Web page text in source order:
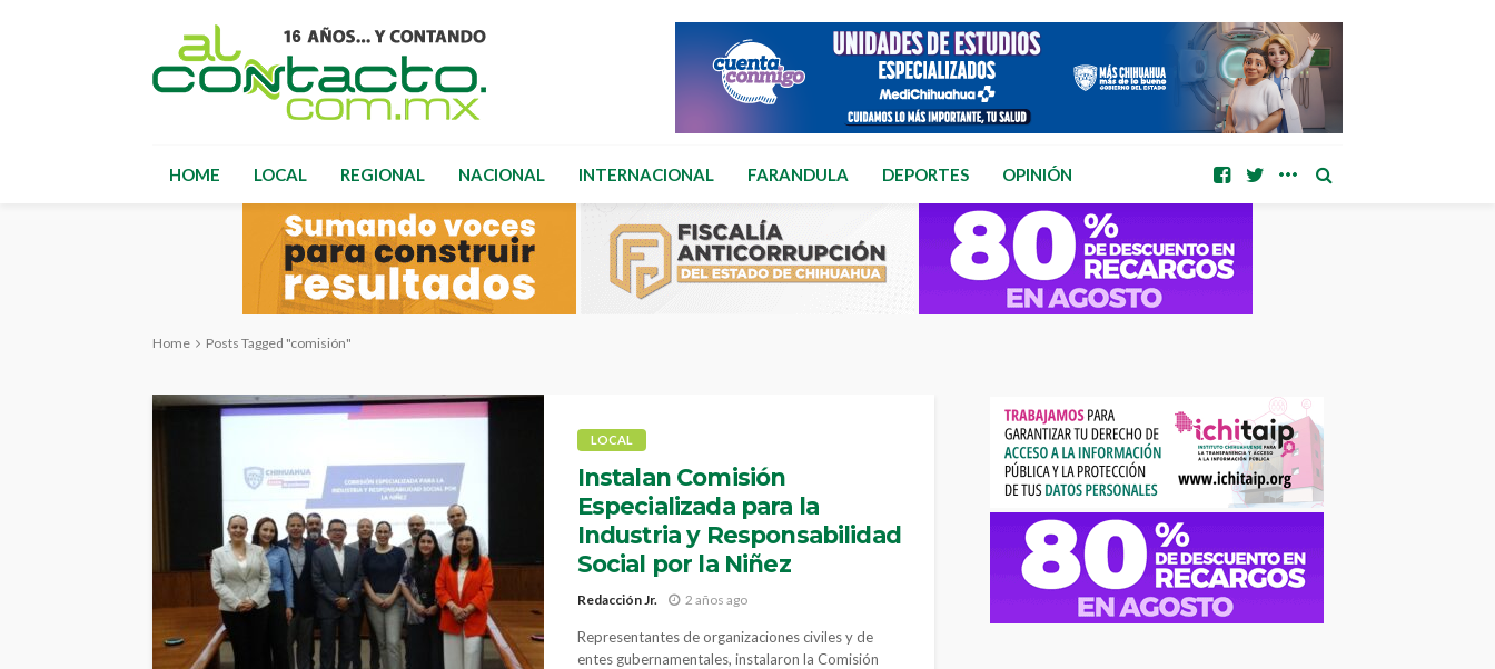
HOME LOCAL REGIONAL NACIONAL INTERNACIONAL FARANDULA DEPORTES OPINIÓN
Home Posts Tagged "comisión"
LOCAL
Instalan Comisión
Especializada para la
Industria y Responsabilidad
Social por la Niñez
Redacción Jr. 2 años ago
Representantes de organizaciones civiles y de
entes gubernamentales, instalaron la Comisión